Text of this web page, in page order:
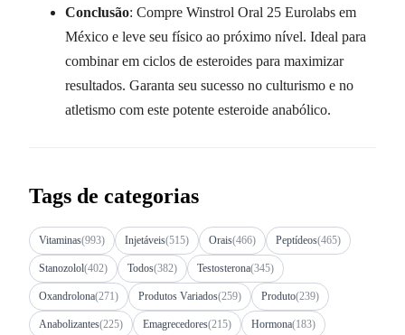
Conclusão: Compre Winstrol Oral 25 Eurolabs em
México e leve seu físico ao próximo nível. Ideal para
combinar em ciclos de esteroides para maximizar
resultados. Garanta seu sucesso no culturismo e no
atletismo com este potente esteroide anabólico.
Tags de categorias
Vitaminas(993) Injetáveis(515) Orais(466) Peptídeos(465)
Stanozolol(402) Todos(382) Testosterona(345)
Oxandrolona(271) Produtos Variados(259) Produto(239)
Anabolizantes(225) Emagrecedores(215) Hormona(183)